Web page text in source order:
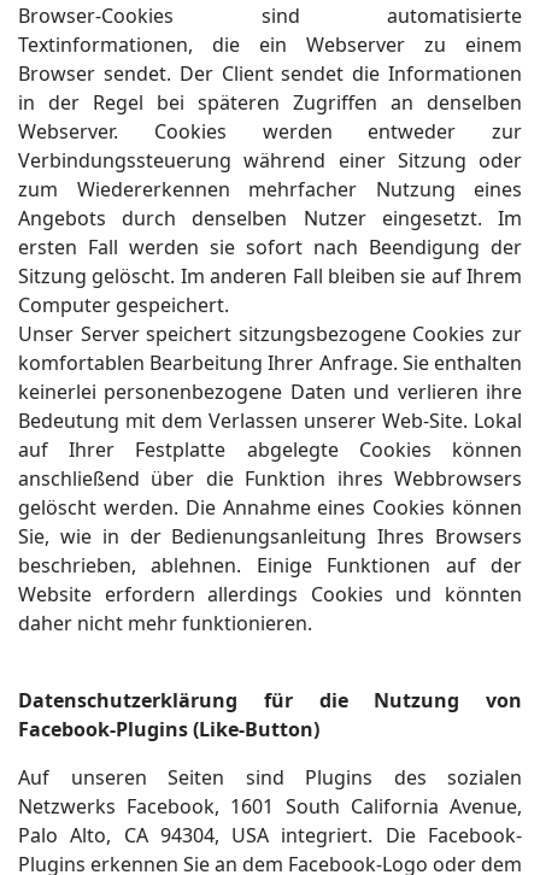
Browser-Cookies sind automatisierte
Textinformationen, die ein Webserver zu einem
Browser sendet. Der Client sendet die Informationen
in der Regel bei späteren Zugriffen an denselben
Webserver. Cookies werden entweder zur
Verbindungssteuerung während einer Sitzung oder
zum Wiedererkennen mehrfacher Nutzung eines
Angebots durch denselben Nutzer eingesetzt. Im
ersten Fall werden sie sofort nach Beendigung der
Sitzung gelöscht. Im anderen Fall bleiben sie auf Ihrem
Computer gespeichert.
Unser Server speichert sitzungsbezogene Cookies zur
komfortablen Bearbeitung Ihrer Anfrage. Sie enthalten
keinerlei personenbezogene Daten und verlieren ihre
Bedeutung mit dem Verlassen unserer Web-Site. Lokal
auf Ihrer Festplatte abgelegte Cookies können
anschließend über die Funktion ihres Webbrowsers
gelöscht werden. Die Annahme eines Cookies können
Sie, wie in der Bedienungsanleitung Ihres Browsers
beschrieben, ablehnen. Einige Funktionen auf der
Website erfordern allerdings Cookies und könnten
daher nicht mehr funktionieren.
Datenschutzerklärung für die Nutzung von
Facebook-Plugins (Like-Button)
Auf unseren Seiten sind Plugins des sozialen
Netzwerks Facebook, 1601 South California Avenue,
Palo Alto, CA 94304, USA integriert. Die Facebook-
Plugins erkennen Sie an dem Facebook-Logo oder dem